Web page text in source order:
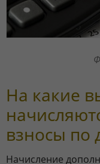
На какие
взносы по
Начисление